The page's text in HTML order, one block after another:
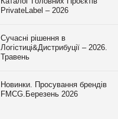
PrivateLabel – 2026
Сучасні рішення в
Логістиці&Дистрибуції – 2026.
Травень
Новинки. Просування брендів
FMCG.Березень 2026